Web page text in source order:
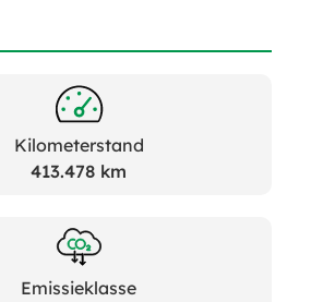
Kilometerstand
413.478 km
Emissieklasse